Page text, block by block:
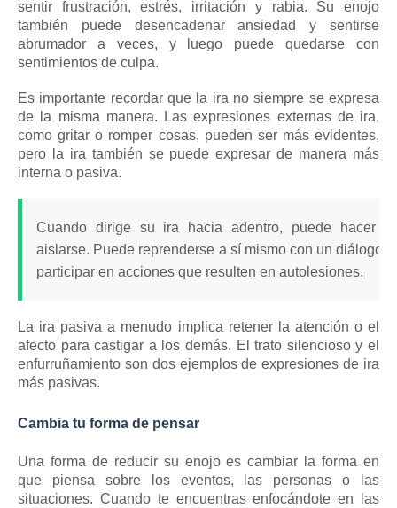
sentir frustración, estrés, irritación y rabia. Su enojo
también puede desencadenar ansiedad y sentirse
abrumador a veces, y luego puede quedarse con
sentimientos de culpa.
Es importante recordar que la ira no siempre se expresa
de la misma manera.
Las expresiones externas de ira,
como gritar o romper cosas, pueden ser más evidentes,
pero la ira también se puede expresar de manera más
interna o pasiva.
Cuando dirige su ira hacia adentro, puede hacer
aislarse. Puede reprenderse a sí mismo con un diálogo
participar en acciones que resulten en autolesiones.
La ira pasiva a menudo implica retener la atención o el
afecto para castigar a los demás. El trato silencioso y el
enfurruñamiento son dos ejemplos de expresiones de ira
más pasivas.
Cambia tu forma de pensar
Una forma de reducir su enojo es cambiar la forma en
que piensa sobre los eventos, las personas o las
situaciones. Cuando te encuentras enfocándote en las